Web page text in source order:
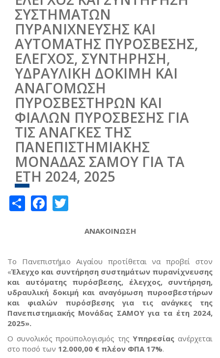
ΣΥΣΤΗΜΑΤΩΝ
ΠΥΡΑΝΙΧΝΕΥΣΗΣ ΚΑΙ
ΑΥΤΟΜΑΤΗΣ ΠΥΡΟΣΒΕΣΗΣ,
ΕΛΕΓΧΟΣ, ΣΥΝΤΗΡΗΣΗ,
ΥΔΡΑΥΛΙΚΗ ΔΟΚΙΜΗ ΚΑΙ
ΑΝΑΓΟΜΩΣΗ
ΠΥΡΟΣΒΕΣΤΗΡΩΝ ΚΑΙ
ΦΙΑΛΩΝ ΠΥΡΟΣΒΕΣΗΣ ΓΙΑ
ΤΙΣ ΑΝΑΓΚΕΣ ΤΗΣ
ΠΑΝΕΠΙΣΤΗΜΙΑΚΗΣ
ΜΟΝΑΔΑΣ ΣΑΜΟΥ ΓΙΑ ΤΑ
ΕΤΗ 2024, 2025
ShareFacebook
ΑΝΑΚΟΙΝΩΣΗ
Το Πανεπιστήμιο Αιγαίου προτίθεται να προβεί στον
«Έλεγχο και συντήρηση συστημάτων πυρανίχνευσης
και αυτόματης πυρόσβεσης, έλεγχος, συντήρηση,
υδραυλική δοκιμή και αναγόμωση πυροσβεστήρων
και φιαλών πυρόσβεσης για τις ανάγκες της
Πανεπιστημιακής Μονάδας ΣΑΜΟΥ για τα έτη 2024,
2025».
Ο συνολικός προϋπολογισμός τηςΥπηρεσίας ανέρχεται
στο ποσό των 12.000,00 € πλέον ΦΠΑ 17%.